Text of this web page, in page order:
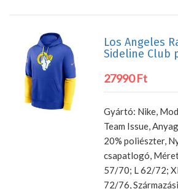
Los Angeles
Sideline Club
27990 Ft
Gyártó: Nike,
Team Issue,
20% poliészter,
csapatlogó,
57/70; L 62/72;
72/76,